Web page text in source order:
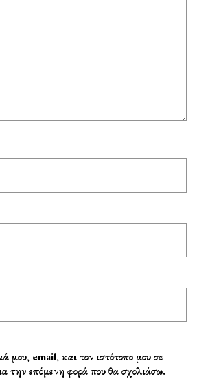
μου, email, και τον ιστότοπο μου σε
την επόμενη φορά που θα σχολιάσω.